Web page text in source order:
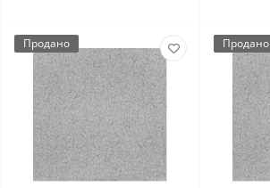
Продано Продано